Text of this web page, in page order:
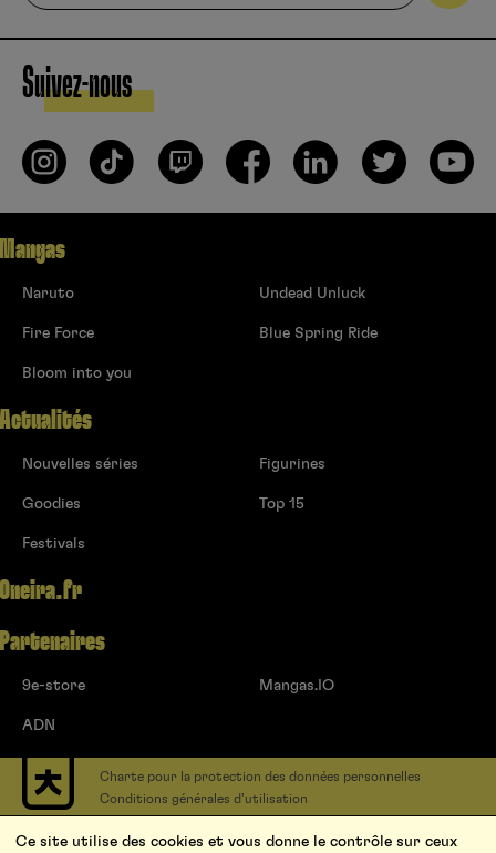
Suivez-nous
Mangas
Naruto
Fire Force
Bloom into you
Undead Unluck
Blue Spring Ride
Actualités
Nouvelles séries
Goodies
Festivals
Figurines
Top 15
Oneira.fr
Partenaires
9e-store
ADN
Mangas.IO
Charte pour la protection des données personnelles
Conditions générales d’utilisation
Soumettre un projet
Ce site utilise des cookies et vous donne le contrôle sur ceux